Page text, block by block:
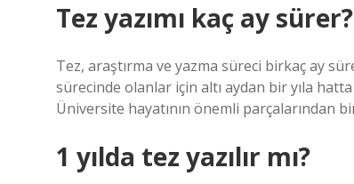
Tez yazımı kaç ay sürer?
Tez, araştırma ve yazma süreci birkaç ay
sürecinde olanlar için altı aydan bir yıla
Üniversite hayatının önemli parçalarından
1 yılda tez yazılır mı?